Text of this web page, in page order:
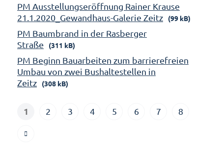
PM Ausstellungseröffnung Rainer Krause
21.1.2020_Gewandhaus-Galerie Zeitz
(99 kB)
PM Baumbrand in der Rasberger
Straße
(311 kB)
PM Beginn Bauarbeiten zum barrierefreien
Umbau von zwei Bushaltestellen in
Zeitz
(308 kB)
1 2 3 4 5 6 7 8